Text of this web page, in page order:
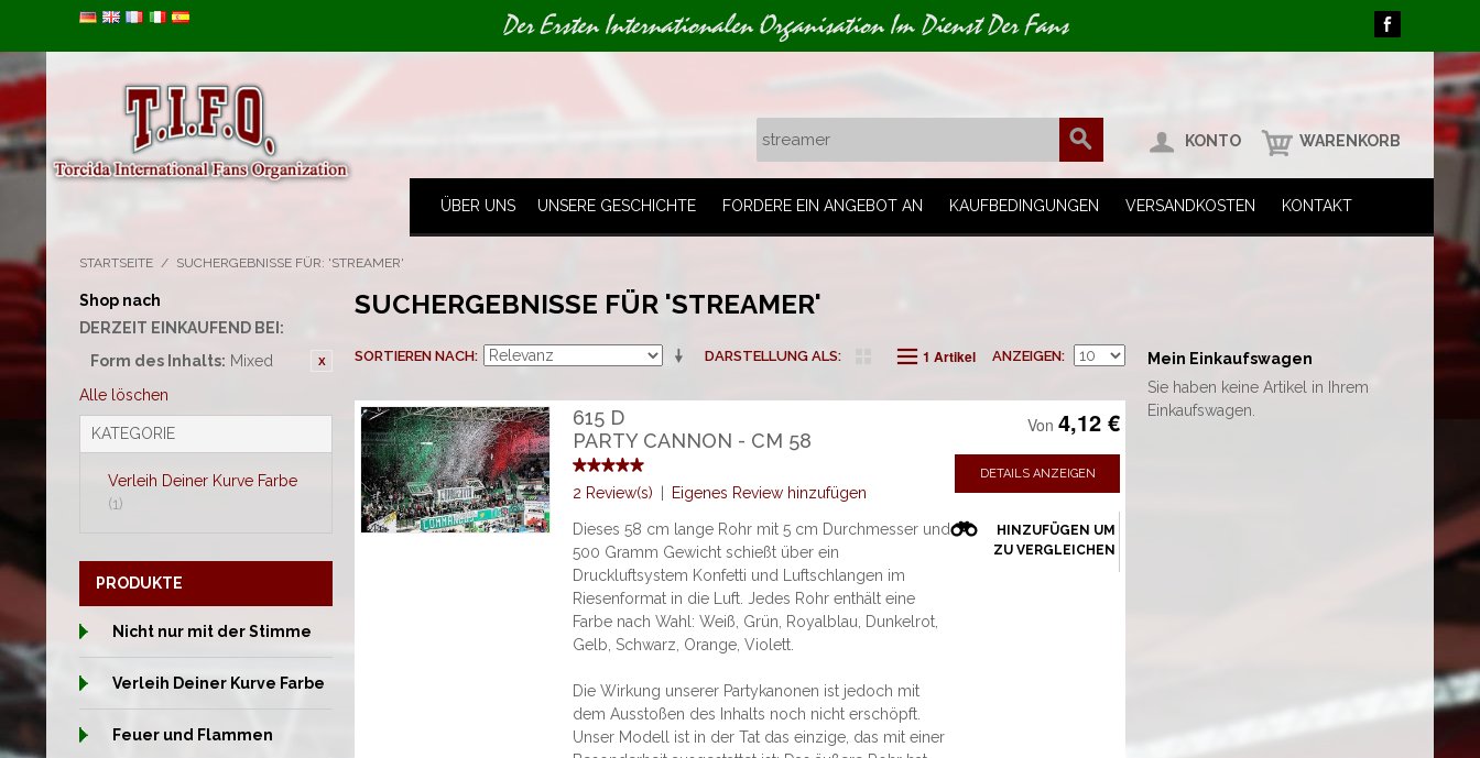
Der Ersten Internationalen Organisation Im Dienst Der Fans
KONTO WARENKORB
ÜBER UNS UNSERE GESCHICHTE FORDERE EIN ANGEBOT AN KAUFBEDINGUNGEN VERSANDKOSTEN KONTAKT
STARTSEITE / SUCHERGEBNISSE FÜR: 'STREAMER'
Shop nach
DERZEIT EINKAUFEND BEI:
Form des Inhalts: Mixed
Alle löschen
KATEGORIE
Verleih Deiner Kurve Farbe
(1)
SUCHERGEBNISSE FÜR 'STREAMER'
DARSTELLUNG ALS
SORTIEREN NACH 1 Artikel ANZEIGEN
615 D
PARTY CANNON - CM 58
2 Review(s) Eigenes Review hinzufügen
Von 4,12 €
DETAILS ANZEIGEN
HINZUFÜGEN UM
ZU VERGLEICHEN
Dieses 58 cm lange Rohr mit 5 cm Durchmesser und
500 Gramm Gewicht schießt über ein
Druckluftsystem Konfetti und Luftschlangen im
Riesenformat in die Luft. Jedes Rohr enthält eine
Farbe nach Wahl: Weiß, Grün, Royalblau, Dunkelrot,
Gelb, Schwarz, Orange, Violett.
Die Wirkung unserer Partykanonen ist jedoch mit
dem Ausstoßen des Inhalts noch nicht erschöpft.
Unser Modell ist in der Tat das einzige, das mit einer
PRODUKTE
Nicht nur mit der Stimme
Verleih Deiner Kurve Farbe
Feuer und Flammen
Mein Einkaufswagen
Sie haben keine Artikel in Ihrem
Einkaufswagen.